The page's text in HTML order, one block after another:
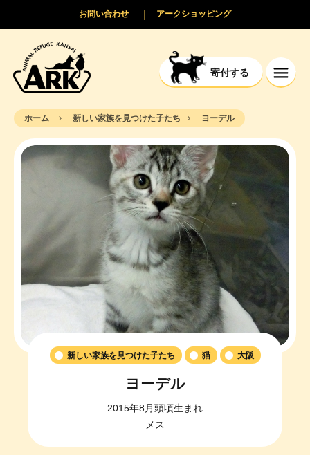
寄付する
アークショッピング
お問い合わせ
ホーム 新しい家族を見つけた子たち ヨーデル
新しい家族を見つけた子たち 猫 大阪
ヨーデル
2015年8月頭頃生まれ
メス